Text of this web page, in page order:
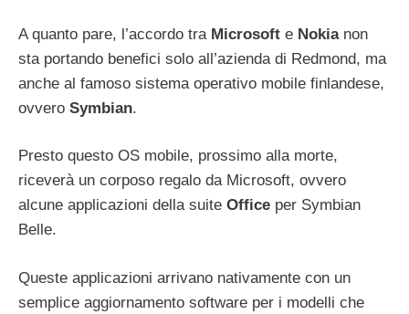
A quanto pare, l’accordo tra Microsoft e Nokianon
sta portando benefici solo all’azienda di Redmond, ma
anche al famoso sistema operativo mobile finlandese,
ovvero Symbian.
Presto questo OS mobile, prossimo alla morte,
riceverà un corposo regalo da Microsoft, ovvero
alcune applicazioni della suite Office per Symbian
Belle.
Queste applicazioni arrivano nativamente con un
semplice aggiornamento software per i modelli che